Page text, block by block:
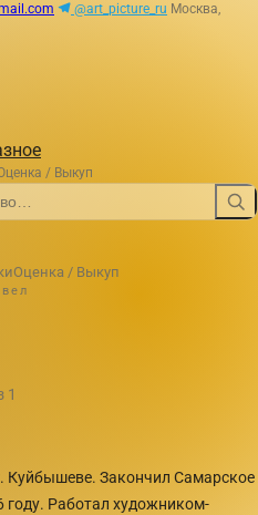
@art_picture_ru Москва,
/ Выкуп
Оценка / Выкуп
1
Куйбышеве. Закончил Самарское
Работал художником-